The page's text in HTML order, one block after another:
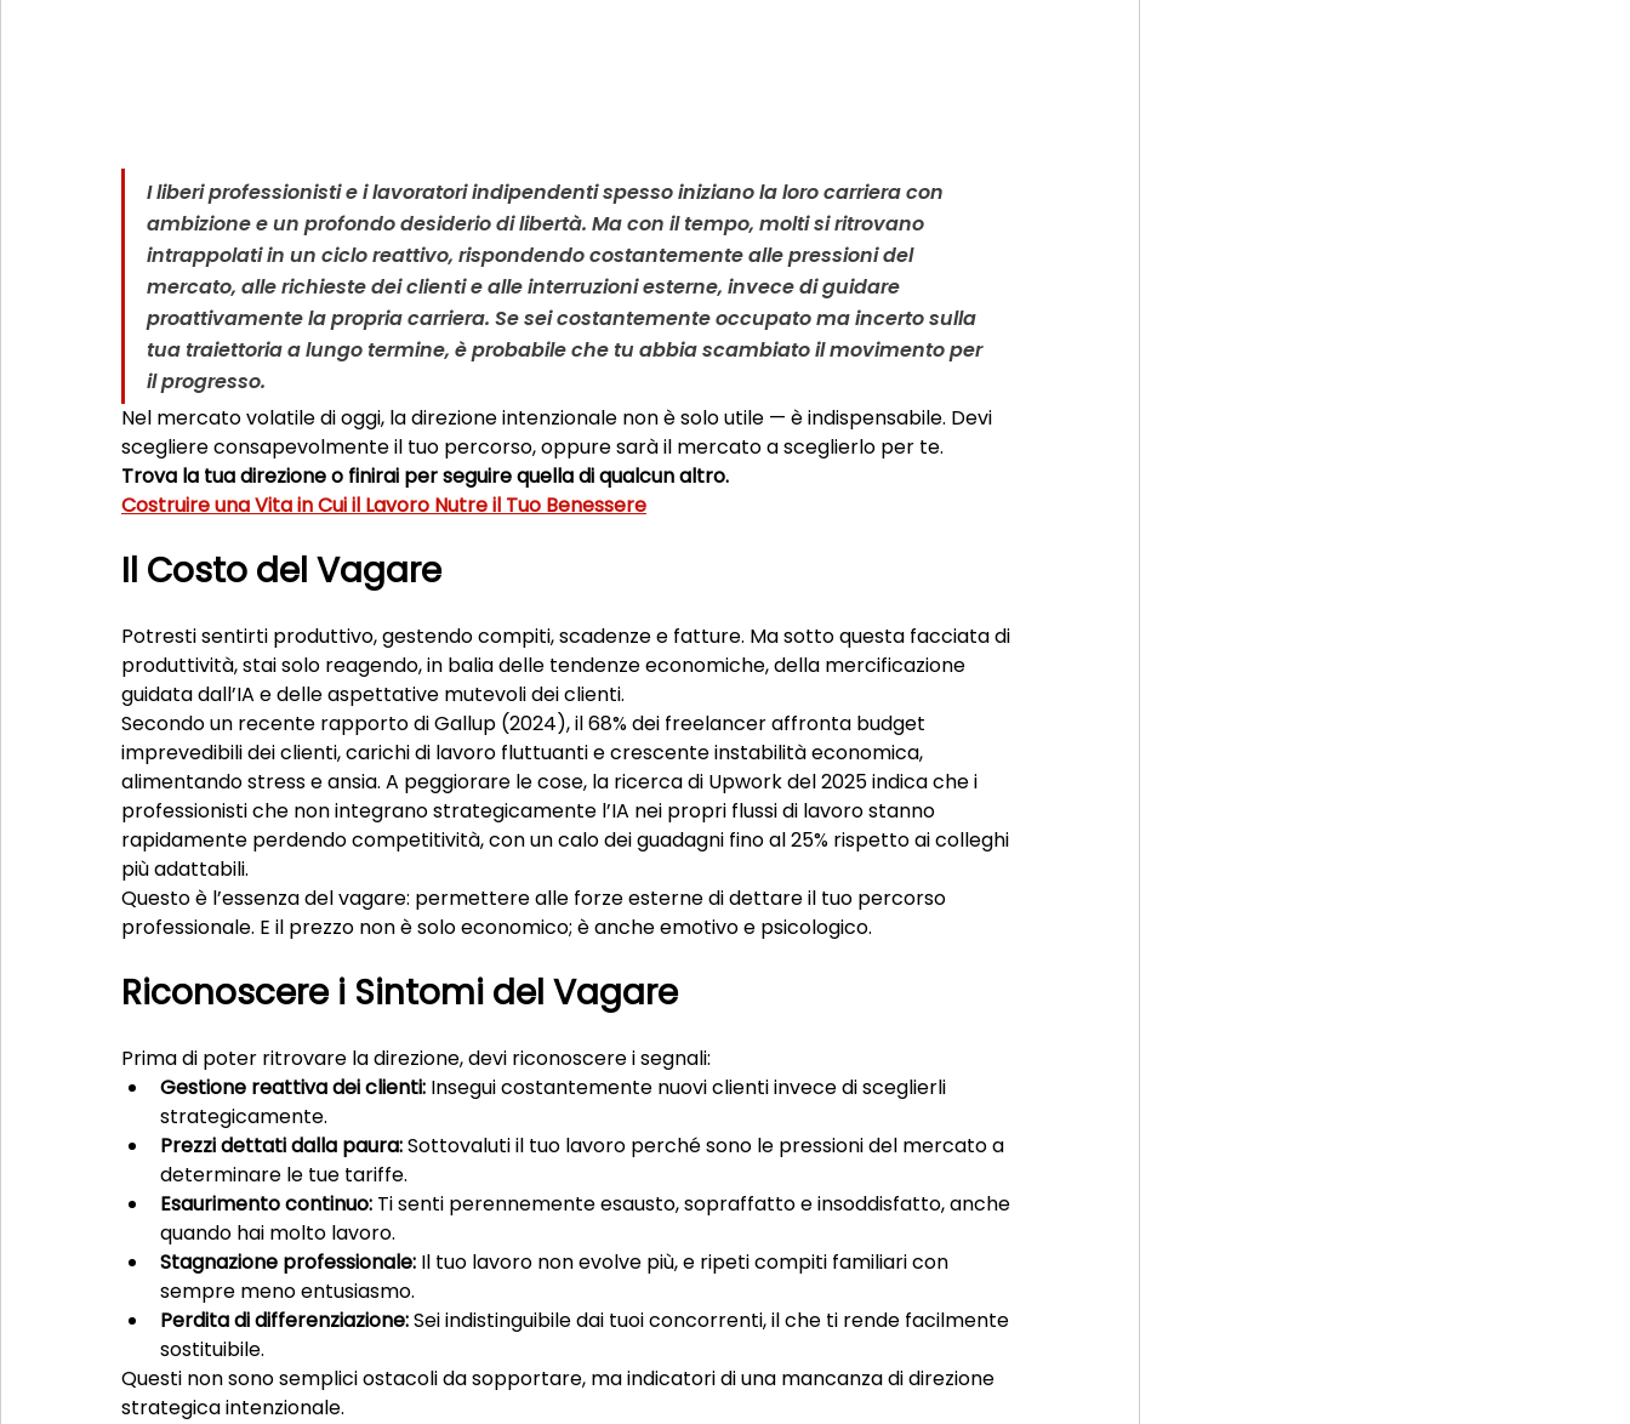
I liberi professionisti e i lavoratori indipendenti spesso iniziano la loro carriera con
ambizione e un profondo desiderio di libertà. Ma con il tempo, molti si ritrovano
intrappolati in un ciclo reattivo, rispondendo costantemente alle pressioni del
mercato, alle richieste dei clienti e alle interruzioni esterne, invece di guidare
proattivamente la propria carriera. Se sei costantemente occupato ma incerto sulla
tua traiettoria a lungo termine, è probabile che tu abbia scambiato il movimento per
il progresso.
Nel mercato volatile di oggi, la direzione intenzionale non è solo utile — è indispensabile. Devi
scegliere consapevolmente il tuo percorso, oppure sarà il mercato a sceglierlo per te.
Trova la tua direzione o finirai per seguire quella di qualcun altro.
Costruire una Vita in Cui il Lavoro Nutre il Tuo Benessere
Il Costo del Vagare
Potresti sentirti produttivo, gestendo compiti, scadenze e fatture. Ma sotto questa facciata di
produttività, stai solo reagendo, in balia delle tendenze economiche, della mercificazione
guidata dall’IA e delle aspettative mutevoli dei clienti.
Secondo un recente rapporto di Gallup (2024), il 68% dei freelancer affronta budget
imprevedibili dei clienti, carichi di lavoro fluttuanti e crescente instabilità economica,
alimentando stress e ansia. A peggiorare le cose, la ricerca di Upwork del 2025 indica che i
professionisti che non integrano strategicamente l’IA nei propri flussi di lavoro stanno
rapidamente perdendo competitività, con un calo dei guadagni fino al 25% rispetto ai colleghi
più adattabili.
Questo è l’essenza del vagare: permettere alle forze esterne di dettare il tuo percorso
professionale. E il prezzo non è solo economico; è anche emotivo e psicologico.
Riconoscere i Sintomi del Vagare
Prima di poter ritrovare la direzione, devi riconoscere i segnali:
Gestione reattiva dei clienti: Insegui costantemente nuovi clienti invece di sceglierli
strategicamente.
Prezzi dettati dalla paura: Sottovaluti il tuo lavoro perché sono le pressioni del mercato a
determinare le tue tariffe.
Esaurimento continuo: Ti senti perennemente esausto, sopraffatto e insoddisfatto, anche
quando hai molto lavoro.
Stagnazione professionale: Il tuo lavoro non evolve più, e ripeti compiti familiari con
sempre meno entusiasmo.
Perdita di differenziazione: Sei indistinguibile dai tuoi concorrenti, il che ti rende facilmente
sostituibile.
Questi non sono semplici ostacoli da sopportare, ma indicatori di una mancanza di direzione
strategica intenzionale.